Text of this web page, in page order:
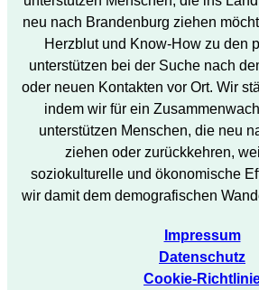
neu nach Brandenburg ziehen
Herzblut und Know-How zu den
unterstützen bei der Suche nach
oder neuen Kontakten vor Ort. Wir
indem wir für ein
unterstützen Menschen, die neu
ziehen oder zurückkehren,
soziokulturelle und ökonomische
wir damit dem demografischen
Impressum
Datenschutz
Cookie-